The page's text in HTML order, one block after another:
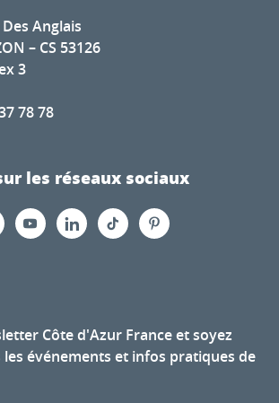
Anglais
– CS 53126
3
78 78
les réseaux sociaux
Côte d'Azur France et soyez
événements et infos pratiques de